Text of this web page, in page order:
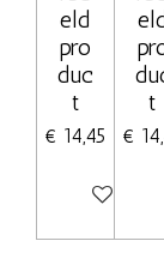
eld
pro
duc
t
€ 14,45
t
€